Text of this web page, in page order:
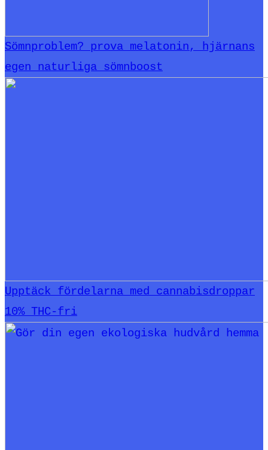
Sömnproblem? prova melatonin, hjärnans
egen naturliga sömnboost
Upptäck fördelarna med cannabisdroppar
10% THC-fri